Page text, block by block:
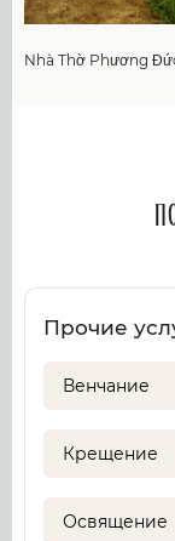
Nhà Thờ Phương
Прочие
Венчание
Крещение
Освящение